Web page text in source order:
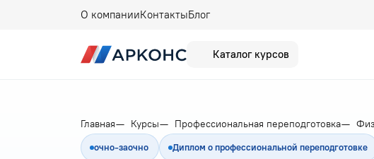
О компанииКонтактыБлог
Каталог курсов
Главная Курсы Профессиональная переподготовка
очно-заочно Диплом о профессиональной переподготовке